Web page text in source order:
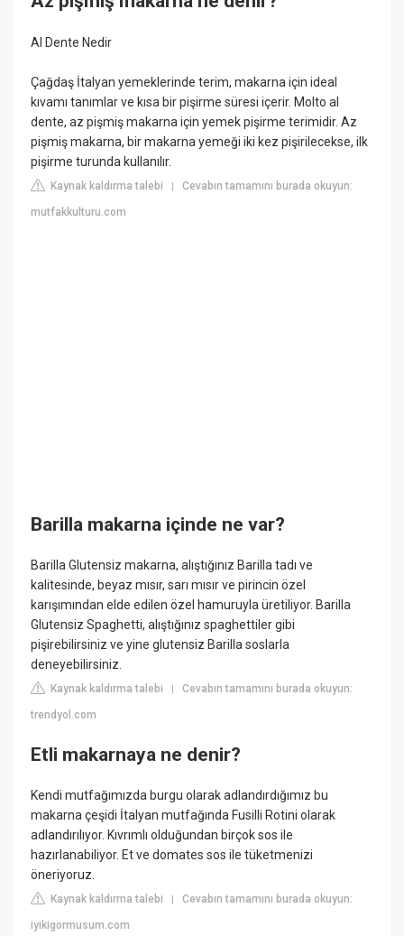
Al Dente Nedir
Çağdaş İtalyan yemeklerinde terim, makarna için ideal
kıvamı tanımlar ve kısa bir pişirme süresi içerir. Molto al
dente, az pişmiş makarna için yemek pişirme terimidir. Az
pişmiş makarna, bir makarna yemeği iki kez pişirilecekse, ilk
pişirme turunda kullanılır.
Kaynak kaldırma talebi |Cevabın tamamını burada okuyun:
mutfakkulturu.com
Barilla makarna içinde ne var?
Barilla Glutensiz makarna, alıştığınız Barilla tadı ve
kalitesinde, beyaz mısır, sarı mısır ve pirincin özel
karışımından elde edilen özel hamuruyla üretiliyor. Barilla
Glutensiz Spaghetti, alıştığınız spaghettiler gibi
pişirebilirsiniz ve yine glutensiz Barilla soslarla
deneyebilirsiniz.
Kaynak kaldırma talebi |Cevabın tamamını burada okuyun:
trendyol.com
Etli makarnaya ne denir?
Kendi mutfağımızda burgu olarak adlandırdığımız bu
makarna çeşidi İtalyan mutfağında Fusilli Rotini olarak
adlandırılıyor. Kıvrımlı olduğundan birçok sos ile
hazırlanabiliyor. Et ve domates sos ile tüketmenizi
öneriyoruz.
Kaynak kaldırma talebi |Cevabın tamamını burada okuyun:
iyikigormusum.com